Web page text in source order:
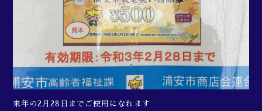
来年の2月28日までご使用になれます